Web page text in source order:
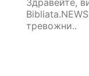
тревожни..